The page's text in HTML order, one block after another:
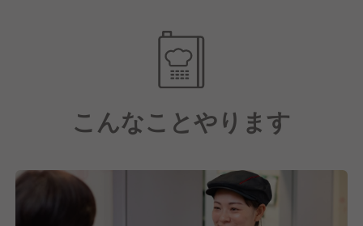
・産休、育休制度（取得率：女性100％、男性
・ストックオプション制度（入社2年目以降の社員に
【豊富な研修制度で安心！】
社員研修は約1か月半しっかり実施します。社会人基
礎スキルを習得をできるだけでなく、店舗配属前に店
舗研修も実施します。
こんなことやります